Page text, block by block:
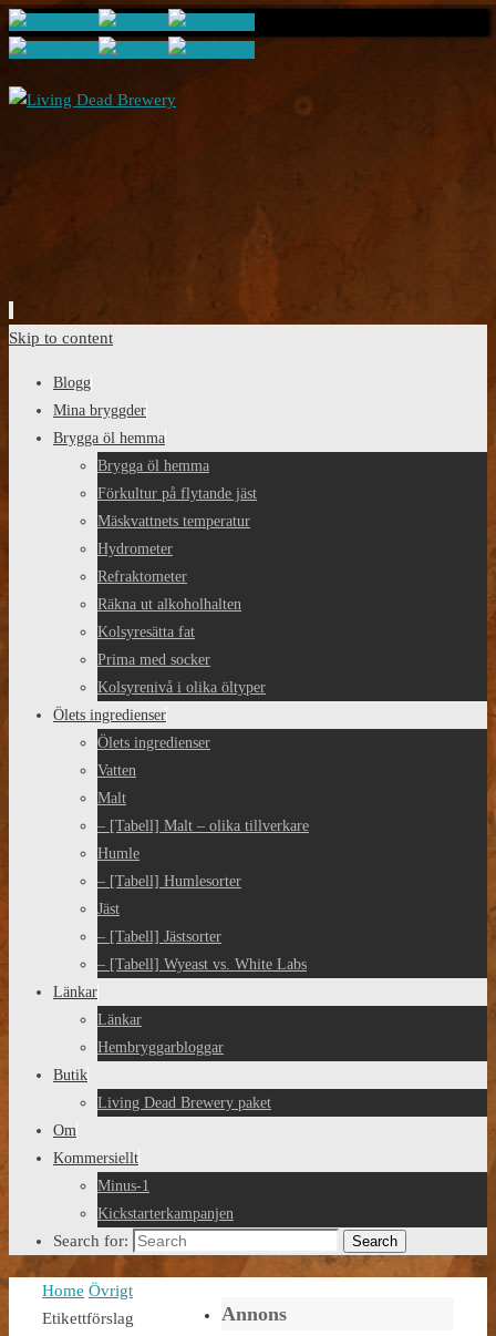
Skip to content
Blogg
Mina bryggder
Brygga öl hemma
Brygga öl hemma
Förkultur på flytande jäst
Mäskvattnets temperatur
Hydrometer
Refraktometer
Räkna ut alkoholhalten
Kolsyresätta fat
Prima med socker
Kolsyrenivå i olika öltyper
Ölets ingredienser
Ölets ingredienser
Vatten
Malt
– [Tabell] Malt – olika tillverkare
Humle
– [Tabell] Humlesorter
Jäst
– [Tabell] Jästsorter
– [Tabell] Wyeast vs. White Labs
Länkar
Länkar
Hembryggarbloggar
Butik
Living Dead Brewery paket
Om
Kommersiellt
Minus-1
Kickstarterkampanjen
Search for: Search
Home Övrigt
Etikettförslag
Annons